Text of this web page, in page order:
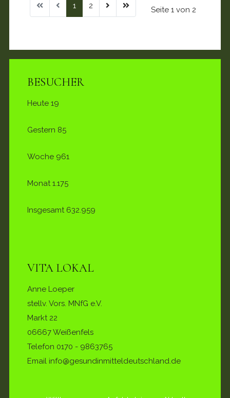
Seite 1 von 2
1 2
BESUCHER
Heute 19
Gestern 85
Woche 961
Monat1.175
Insgesamt 632.959
VITA LOKAL
Anne Loeper
stellv. Vors. MNfG e.V.
Markt 22
06667 Weißenfels
Telefon 0170 - 9863765
Email info@gesundinmitteldeutschland.de